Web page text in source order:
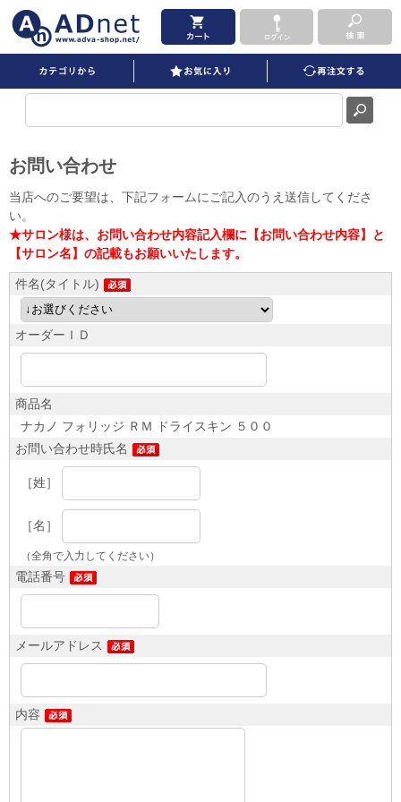
お問い合わせ
当店へのご要望は、下記フォームにご記入のうえ送信してくださ
い。
★サロン様は、お問い合わせ内容記入欄に【お問い合わせ内容】と
【サロン名】の記載もお願いいたします。
件名(タイトル)
オーダーＩＤ
商品名
ナカノ フォリッジ ＲＭ ドライスキン ５００
お問い合わせ時氏名
［姓］
［名］
（全角で入力してください）
電話番号
メールアドレス
内容